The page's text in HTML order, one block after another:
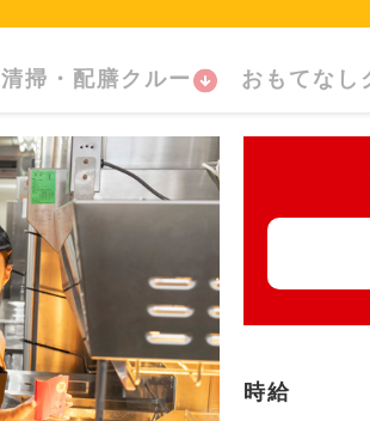
清掃・配膳クルー おもてなし
時給